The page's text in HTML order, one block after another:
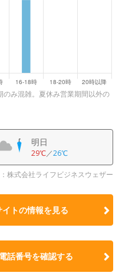
み混雑。夏休み営業期間以外の
明日
29℃／26℃
株式会社ライフビジネスウェザー
イトの情報を見る
話番号を確認する